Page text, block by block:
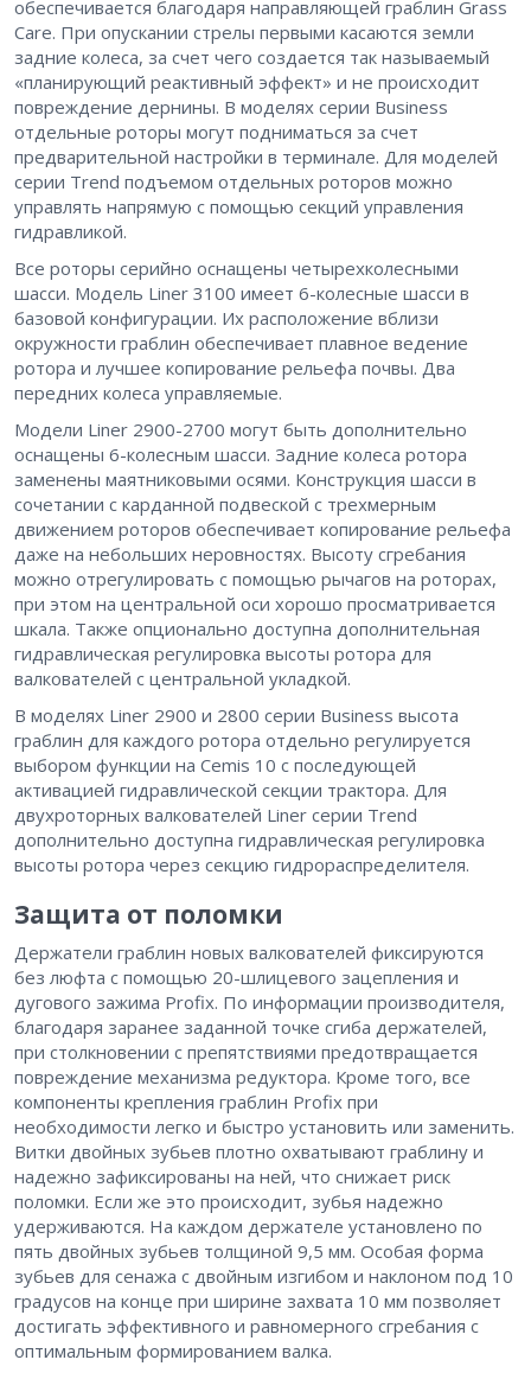
обеспечивается благодаря направляющей граблин Grass
Care. При опускании стрелы первыми касаются земли
задние колеса, за счет чего создается так называемый
«планирующий реактивный эффект» и не происходит
повреждение дернины. В моделях серии Business
отдельные роторы могут подниматься за счет
предварительной настройки в терминале. Для моделей
серии Trend подъемом отдельных роторов можно
управлять напрямую с помощью секций управления
гидравликой.
Все роторы серийно оснащены четырехколесными
шасси. Модель Liner 3100 имеет 6-колесные шасси в
базовой конфигурации. Их расположение вблизи
окружности граблин обеспечивает плавное ведение
ротора и лучшее копирование рельефа почвы. Два
передних колеса управляемые.
Модели Liner 2900-2700 могут быть дополнительно
оснащены 6-колесным шасси. Задние колеса ротора
заменены маятниковыми осями. Конструкция шасси в
сочетании с карданной подвеской с трехмерным
движением роторов обеспечивает копирование рельефа
даже на небольших неровностях. Высоту сгребания
можно отрегулировать с помощью рычагов на роторах,
при этом на центральной оси хорошо просматривается
шкала. Также опционально доступна дополнительная
гидравлическая регулировка высоты ротора для
валкователей с центральной укладкой.
В моделях Liner 2900 и 2800 серии Business высота
граблин для каждого ротора отдельно регулируется
выбором функции на Cemis 10 с последующей
активацией гидравлической секции трактора. Для
двухроторных валкователей Liner серии Trend
дополнительно доступна гидравлическая регулировка
высоты ротора через секцию гидрораспределителя.
Защита от поломки
Держатели граблин новых валкователей фиксируются
без люфта с помощью 20-шлицевого зацепления и
дугового зажима Profix. По информации производителя,
благодаря заранее заданной точке сгиба держателей,
при столкновении с препятствиями предотвращается
повреждение механизма редуктора. Кроме того, все
компоненты крепления граблин Profix при
необходимости легко и быстро установить или заменить.
Витки двойных зубьев плотно охватывают граблину и
надежно зафиксированы на ней, что снижает риск
поломки. Если же это происходит, зубья надежно
удерживаются. На каждом держателе установлено по
пять двойных зубьев толщиной 9,5 мм. Особая форма
зубьев для сенажа с двойным изгибом и наклоном под 10
градусов на конце при ширине захвата 10 мм позволяет
достигать эффективного и равномерного сгребания с
оптимальным формированием валка.